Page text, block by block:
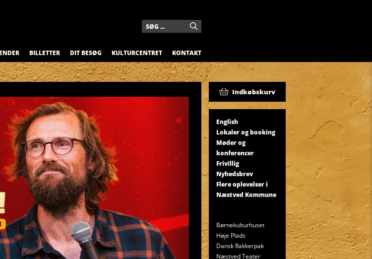
BILLETTER DIT BESØG KULTURCENTRET KONTAKT
Indkøbskurv
English
Lokaler og booking
Møder og
konferencer
Frivillig
Nyhedsbrev
Flere oplevelser i
Næstved Kommune
Børnekulturhuset
Høje Plads
Dansk Rakkerpak
Næstved Teater